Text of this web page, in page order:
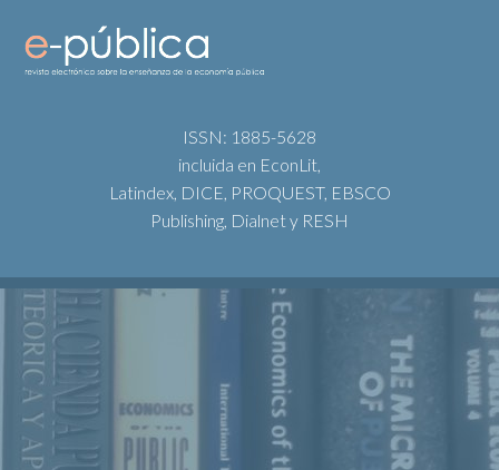
ISSN: 1885-5628
incluida en EconLit,
Latindex, DICE, PROQUEST, EBSCO
Publishing, Dialnet y RESH